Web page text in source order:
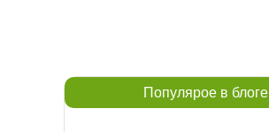
Популярое в блоге